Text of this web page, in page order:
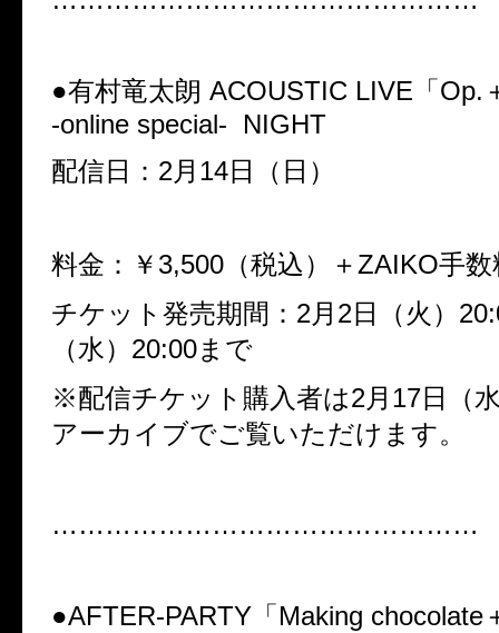
●有村竜太朗 ACOUSTIC LIVE 「 Op.
-online special-
NIGHT
配信日： 2月 14日（日）
料金：￥ 3,500 （税込）＋ZAIKO手数
チケット発売期間： 2月 2日（火）
（水） 20:00まで
※配信チケット購入者は2月 17日（
アーカイブでご覧いただけます。
…………………………………………
●AFTER-PARTY 「 Making chocolate